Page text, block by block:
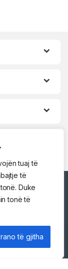
tuaj të
të
Duke
tonë të
të gjitha
Përshëndetje!